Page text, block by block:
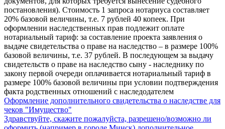
постановления). Стоимость 1 запроса нотариуса составляет
20% базовой величины, т.е. 7 рублей 40 копеек. При
оформлении наследственных прав подлежит оплате
нотариальный тариф: за составление проекта заявления о
выдаче свидетельства о праве на наследство – в размере 100%
базовой величины, т.е. 37 рублей. В последующем за выдачу
свидетельств о праве на наследство сыну - наследнику по
закону первой очереди оплачивается нотариальный тариф в
размере 100% базовой величины при условии подтверждения
факта родственных отношений с наследодателем
Оформление дополнительного свидетельства о наследстве для
чеков "Имущество"
Здравствуйте, скажите пожалуйста, разрешено/возможно ли